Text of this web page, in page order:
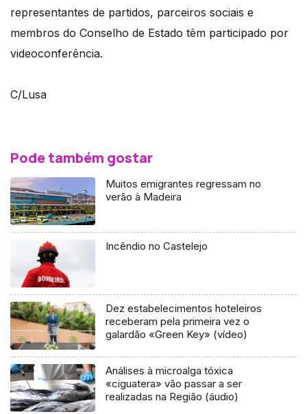
representantes de partidos, parceiros sociais e
membros do Conselho de Estado têm participado por
videoconferência.
C/Lusa
Pode também gostar
Muitos emigrantes regressam no
verão à Madeira
Incêndio no Castelejo
Dez estabelecimentos hoteleiros
receberam pela primeira vez o
galardão «Green Key» (vídeo)
Análises à microalga tóxica
«ciguatera» vão passar a ser
realizadas na Região (áudio)